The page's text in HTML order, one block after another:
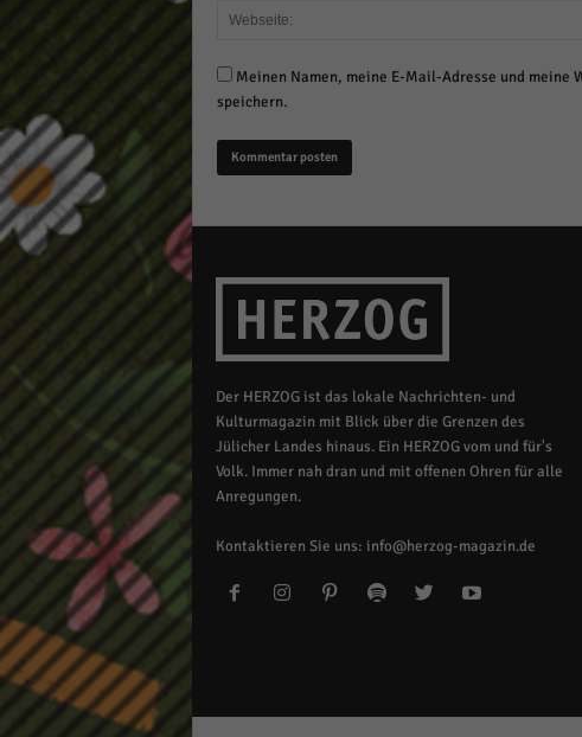
Meinen Namen, meine E-Mail-Adresse und meine
speichern.
Der HERZOG ist das lokale Nachrichten- und
Kulturmagazin mit Blick über die Grenzen des
Jülicher Landes hinaus. Ein HERZOG vom und für's
Volk. Immer nah dran und mit offenen Ohren für alle
Anregungen.
Kontaktieren Sie uns: info@herzog-magazin.de